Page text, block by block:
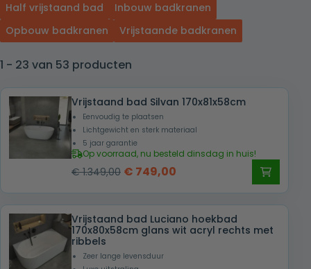
Half vrijstaand bad
Inbouw badkranen
Opbouw badkranen
Vrijstaande badkranen
1 - 23 van 53 producten
Vrijstaand bad Silvan 170x81x58cm
Eenvoudig te plaatsen
Lichtgewicht en sterk materiaal
5 jaar garantie
Op voorraad, nu besteld dinsdag in huis!
€1.349,00 Oorspronkelijke
was:
€ 1.349,00.
€ 749,00
is:
€ 749,00.
Vrijstaand bad Luciano hoekbad
170x80x58cm glans wit acryl rechts met
ribbels
Zeer lange levensduur